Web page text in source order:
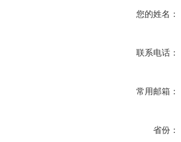
您的姓名：
联系电话：
常用邮箱：
省份：